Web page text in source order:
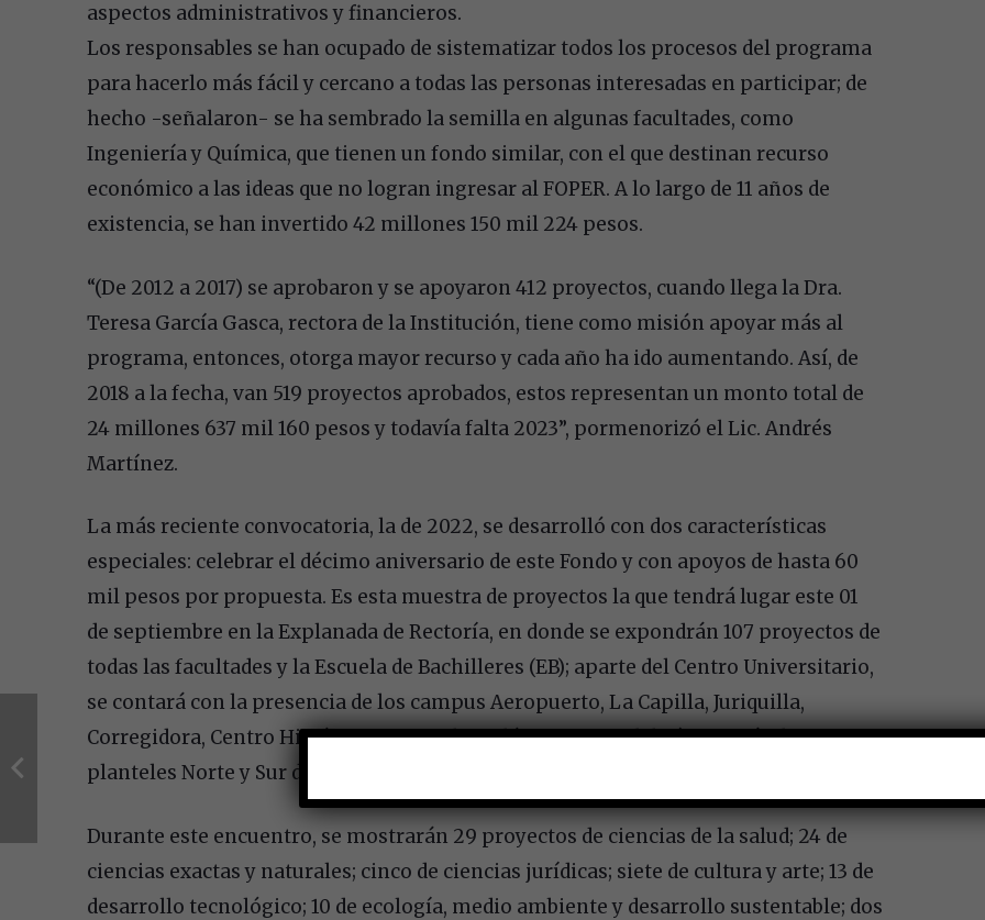
aspectos administrativos y financieros.
Los responsables se han ocupado de sistematizar todos los procesos del programa
para hacerlo más fácil y cercano a todas las personas interesadas en participar; de
hecho -señalaron- se ha sembrado la semilla en algunas facultades, como
Ingeniería y Química, que tienen un fondo similar, con el que destinan recurso
económico a las ideas que no logran ingresar al FOPER. A lo largo de 11 años de
existencia, se han invertido 42 millones 150 mil 224 pesos.
“(De 2012 a 2017) se aprobaron y se apoyaron 412 proyectos, cuando llega la Dra.
Teresa García Gasca, rectora de la Institución, tiene como misión apoyar más al
programa, entonces, otorga mayor recurso y cada año ha ido aumentando. Así, de
2018 a la fecha, van 519 proyectos aprobados, estos representan un monto total de
24 millones 637 mil 160 pesos y todavía falta 2023”, pormenorizó el Lic. Andrés
Martínez.
La más reciente convocatoria, la de 2022, se desarrolló con dos características
especiales: celebrar el décimo aniversario de este Fondo y con apoyos de hasta 60
mil pesos por propuesta. Es esta muestra de proyectos la que tendrá lugar este 01
de septiembre en la Explanada de Rectoría, en donde se expondrán 107 proyectos de
todas las facultades y la Escuela de Bachilleres (EB); aparte del Centro Universitario,
se contará con la presencia de los campus Aeropuerto, La Capilla, Juriquilla,
Corregidora, Centro Histórico, Amazcala, Colón, San Juan del Río, Concá y los
planteles Norte y Sur de la EB.
Durante este encuentro, se mostrarán 29 proyectos de ciencias de la salud; 24 de
ciencias exactas y naturales; cinco de ciencias jurídicas; siete de cultura y arte; 13 de
desarrollo tecnológico; 10 de ecología, medio ambiente y desarrollo sustentable; dos